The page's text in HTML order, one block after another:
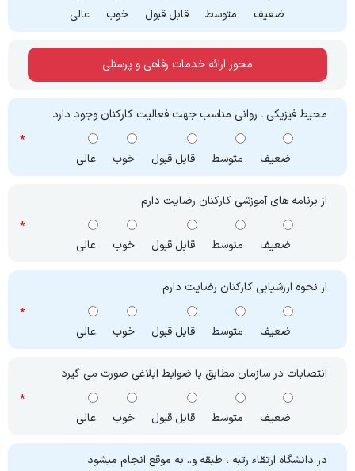
ضعیف متوسط قابل قبول خوب عالی
محور ارائه خدمات رفاهی و پرسنلی
محیط فیزیکی ـ روانی مناسب جهت فعالیت کارکنان وجود دارد
ضعیف متوسط قابل قبول خوب عالی
از برنامه های آموزشی کارکنان رضایت دارم
ضعیف متوسط قابل قبول خوب عالی
از نحوه ارزشیابی کارکنان رضایت دارم
ضعیف متوسط قابل قبول خوب عالی
انتصابات در سازمان مطابق با ضوابط ابلاغی صورت می گیرد
ضعیف متوسط قابل قبول خوب عالی
در دانشگاه ارتقاء رتبه ، طبقه و.. به موقع انجام میشود